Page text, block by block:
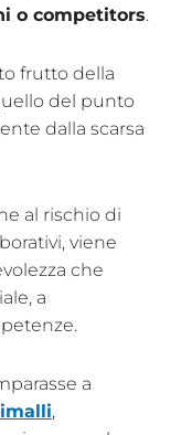
o competitors.
frutto della
del punto
dalla scarsa
al rischio di
viene
che
a
a
,